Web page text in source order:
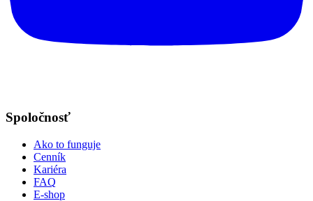
Spoločnosť
Ako to funguje
Cenník
Kariéra
FAQ
E-shop